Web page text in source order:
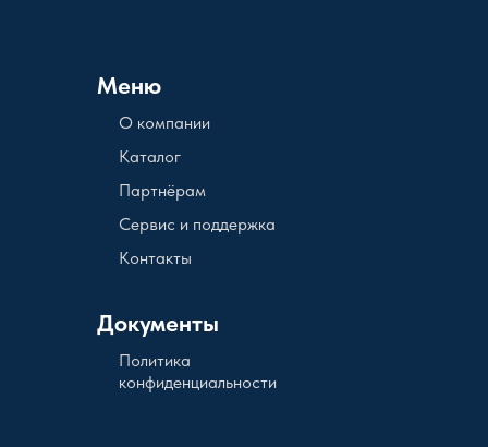
Меню
О компании
Документы
Каталог
Политика
конфиденциальности
Партнёрам
Сервис и поддержка
Контакты